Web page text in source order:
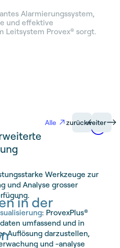
Alarmierungssystem,
und effektive
Leitsystem Provex® sorgt.
unserer
speziell konzipiert für
und
komplexen
: Durch das
Bestandteil des
ein umfassendes und
Kontinuierlich
ist es ein bewährter
Provex®-
aus dem Leitsystem:
Werkzeuge zur
und Analyse grosser
: ProvexPlus®
umfassend und in
Auflösung darzustellen,
und -analyse
Alle zurückweiter
in der